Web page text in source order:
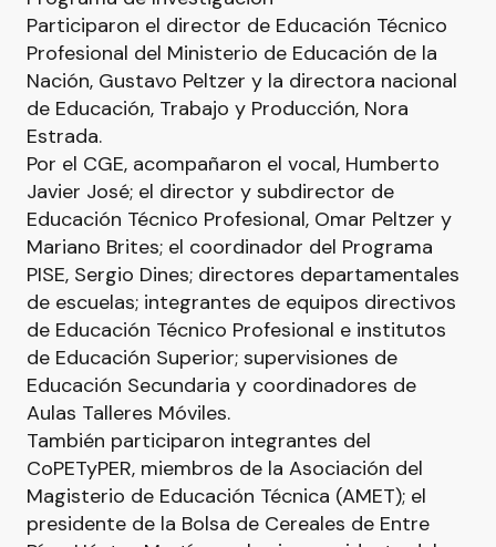
Participaron el director de Educación Técnico
Profesional del Ministerio de Educación de la
Nación, Gustavo Peltzer y la directora nacional
de Educación, Trabajo y Producción, Nora
Estrada.
Por el CGE, acompañaron el vocal, Humberto
Javier José; el director y subdirector de
Educación Técnico Profesional, Omar Peltzer y
Mariano Brites; el coordinador del Programa
PISE, Sergio Dines; directores departamentales
de escuelas; integrantes de equipos directivos
de Educación Técnico Profesional e institutos
de Educación Superior; supervisiones de
Educación Secundaria y coordinadores de
Aulas Talleres Móviles.
También participaron integrantes del
CoPETyPER, miembros de la Asociación del
Magisterio de Educación Técnica (AMET); el
presidente de la Bolsa de Cereales de Entre